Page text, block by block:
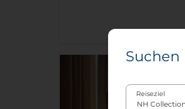
Suchen
Reiseziel